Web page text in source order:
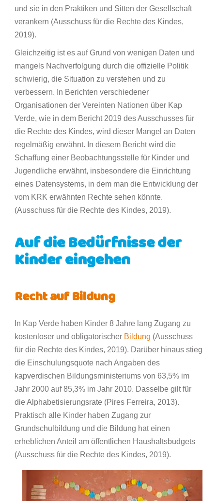
und sie in den Praktiken und Sitten der Gesellschaft
verankern (Ausschuss für die Rechte des Kindes,
2019).
Gleichzeitig ist es auf Grund von wenigen Daten und
mangels Nachverfolgung durch die offizielle Politik
schwierig, die Situation zu verstehen und zu
verbessern. In Berichten verschiedener
Organisationen der Vereinten Nationen über Kap
Verde, wie in dem Bericht 2019 des Ausschusses für
die Rechte des Kindes, wird dieser Mangel an Daten
regelmäßig erwähnt. In diesem Bericht wird die
Schaffung einer Beobachtungsstelle für Kinder und
Jugendliche erwähnt, insbesondere die Einrichtung
eines Datensystems, in dem man die Entwicklung der
vom KRK erwähnten Rechte sehen könnte.
(Ausschuss für die Rechte des Kindes, 2019).
Auf die Bedürfnisse der
Kinder eingehen
Recht auf Bildung
In Kap Verde haben Kinder 8 Jahre lang Zugang zu
kostenloser und obligatorischer Bildung (Ausschuss
für die Rechte des Kindes, 2019). Darüber hinaus stieg
die Einschulungsquote nach Angaben des
kapverdischen Bildungsministeriums von 63,5% im
Jahr 2000 auf 85,3% im Jahr 2010. Dasselbe gilt für
die Alphabetisierungsrate (Pires Ferreira, 2013).
Praktisch alle Kinder haben Zugang zur
Grundschulbildung und die Bildung hat einen
erheblichen Anteil am öffentlichen Haushaltsbudgets
(Ausschuss für die Rechte des Kindes, 2019).